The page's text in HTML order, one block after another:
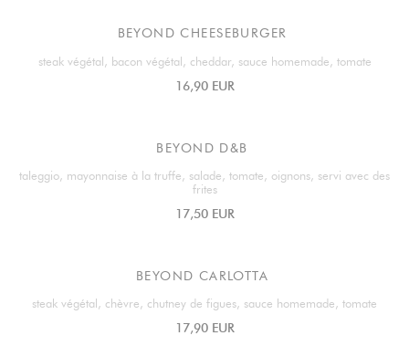
BEYOND CHEESEBURGER
steak végétal, bacon végétal, cheddar, sauce homemade, tomate
16,90 EUR
BEYOND D&B
taleggio, mayonnaise à la truffe, salade, tomate, oignons, servi avec des
frites
17,50 EUR
BEYOND CARLOTTA
steak végétal, chèvre, chutney de figues, sauce homemade, tomate
17,90 EUR